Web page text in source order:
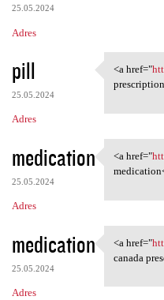
25.05.2024
Adres
pill
25.05.2024
Adres
<a
<a href="
medication
25.05.2024
Adres
<a
<a href="
medication
25.05.2024
Adres
<a
<a href="
canada